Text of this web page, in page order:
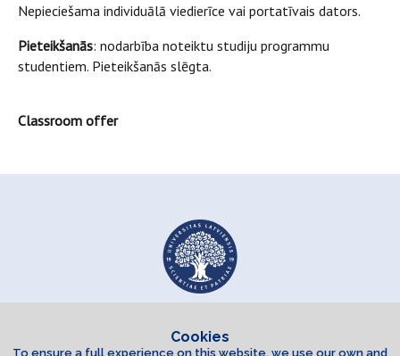
Nepieciešama individuālā viedierīce vai portatīvais dators.
Pieteikšanās: nodarbība noteiktu studiju programmu
studentiem. Pieteikšanās slēgta.
Classroom offer
Cookies
To ensure a full experience on this website, we use our own and